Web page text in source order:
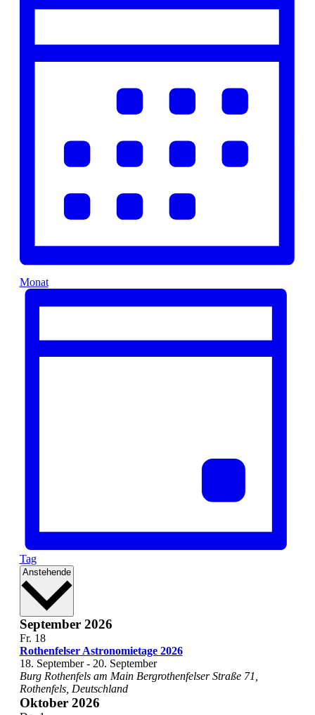
Monat
Tag
Anstehende Datum
September 2026
Fr. 18
Rothenfelser Astronomietage 2026
18. September- 20. September
Burg Rothenfels am Main Bergrothenfelser Straße 71,
Rothenfels, Deutschland
Oktober 2026